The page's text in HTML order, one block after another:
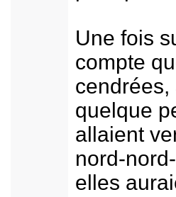
Une fois
compte
quelque
allaient
nord-
elles